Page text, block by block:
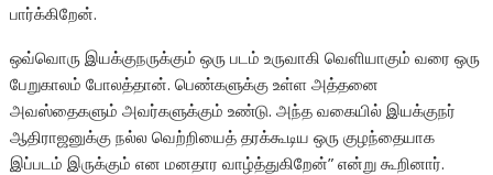
பார்க்கிறேன்.
ஒவ்வொரு இயக்குநருக்கும் ஒரு படம் உருவாகி வெளியாகும் வரை ஒரு
பேறுகாலம் போலத்தான். பெண்களுக்கு உள்ள அத்தனை
அவஸ்தைகளும் அவர்களுக்கும் உண்டு. அந்த வகையில் இயக்குநர்
ஆதிராஜனுக்கு நல்ல வெற்றியைத் தரக்கூடிய ஒரு குழந்தையாக
இப்படம் இருக்கும் என மனதார வாழ்த்துகிறேன்” என்று கூறினார்.